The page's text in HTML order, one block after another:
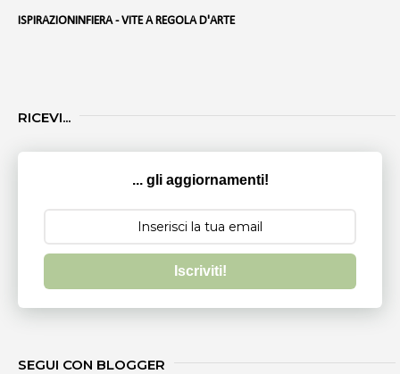
ISPIRAZIONINFIERA - VITE A REGOLA D'ARTE
RICEVI...
... gli aggiornamenti!
Iscriviti!
SEGUI CON BLOGGER